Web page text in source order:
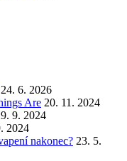
24. 6. 2026
Are 20. 11. 2024
9. 2024
2024
nakonec? 23. 5.